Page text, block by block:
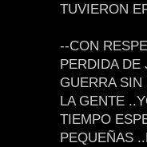
TUVIERON
--CON
PERDIDA DE
GUERRA SIN
LA GENTE
TIEMPO
PEQUEÑAS